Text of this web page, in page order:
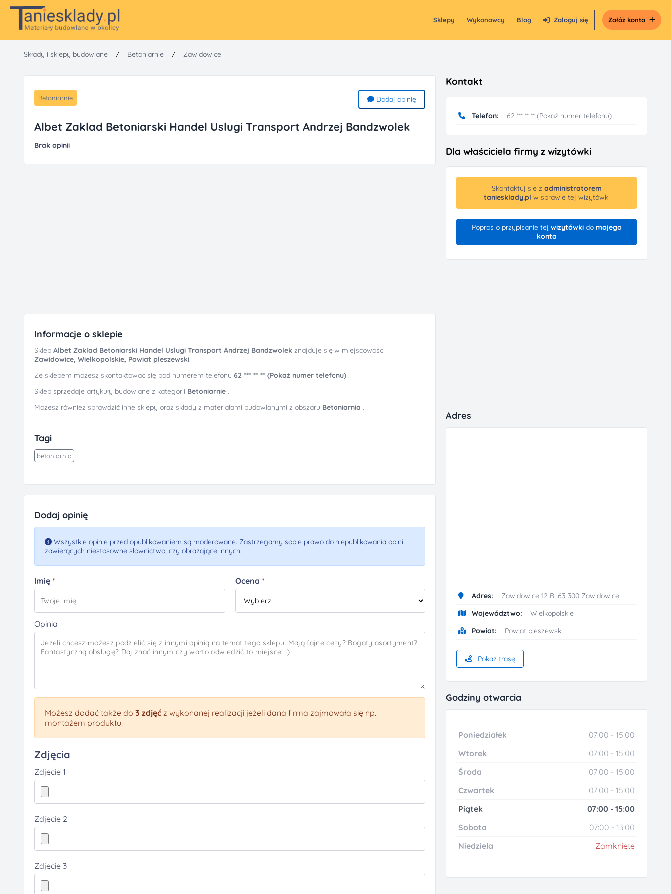
Sklepy Wykonawcy Blog Zaloguj się Załóż konto
Składy i sklepy budowlane / Betoniarnie / Zawidowice
Dodaj opinię
Betoniarnie
Albet Zaklad Betoniarski Handel Uslugi Transport Andrzej Bandzwolek
Brak opinii
Informacje o sklepie
Sklep Albet Zaklad Betoniarski Handel Uslugi Transport Andrzej Bandzwolek znajduje się w miejscowości
Zawidowice, Wielkopolskie, Powiat pleszewski.
Ze sklepem możesz skontaktować się pod numerem telefonu 62 *** ** ** (Pokaż numer telefonu) .
Sklep sprzedaje artykuły budowlane z kategorii Betoniarnie .
Możesz również sprawdzić inne sklepy oraz składy z materiałami budowlanymi z obszaru Betoniarnia .
Tagi
betoniarnia
Dodaj opinię
Wszystkie opinie przed opublikowaniem są moderowane. Zastrzegamy sobie prawo do niepublikowania opinii
zawierących niestosowne słownictwo, czy obrażające innych.
Imię Ocena
Opinia
Możesz dodać także do 3 zdjęć z wykonanej realizacji jeżeli dana firma zajmowała się np.
montażem produktu.
Zdjęcia
Zdjęcie 1
Zdjęcie 2
Zdjęcie 3
Kontakt
Telefon: 62 *** ** ** (Pokaż numer telefonu)
Dla właściciela firmy z wizytówki
Skontaktuj sie z administratorem
taniesklady.pl w sprawie tej wizytówki
Poproś o przypisanie tej wizytówkido mojego
konta
Adres
Adres:
Zawidowice 12 B, 63-300 Zawidowice
Województwo:
Wielkopolskie
Powiat:
Powiat pleszewski
Pokaż trasę
Godziny otwarcia
Poniedziałek
07:00 - 15:00
Wtorek
07:00 - 15:00
Środa
07:00 - 15:00
Czwartek
07:00 - 15:00
Piątek
07:00 - 15:00
Sobota
07:00 - 13:00
Niedziela
Zamknięte